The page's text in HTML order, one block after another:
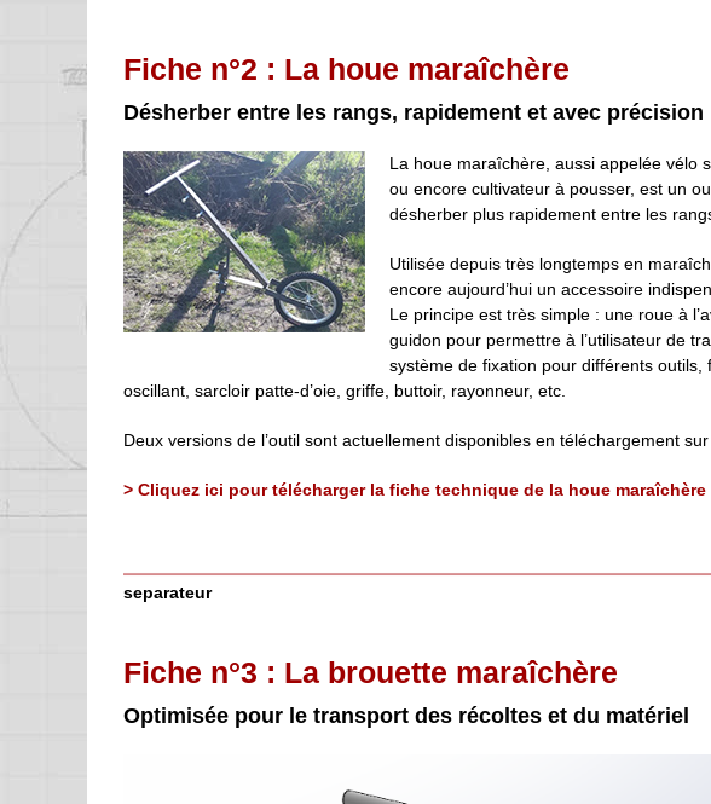
Fiche n°2 : La houe maraîchère
Désherber entre les rangs, rapidement et avec précision
La houe maraîchère, aussi appelée vélo
ou encore cultivateur à pousser, est un
désherber plus rapidement entre les
Utilisée depuis très longtemps en
encore aujourd’hui un accessoire
Le principe est très simple : une roue à
guidon pour permettre à l’utilisateur de
système de fixation pour différents
oscillant, sarcloir patte-d’oie, griffe, buttoir, rayonneur, etc.
Deux versions de l’outil sont actuellement disponibles en téléchargement
> Cliquez ici pour télécharger la fiche technique de la houe maraîchère
separateur
Fiche n°3 : La brouette maraîchère
Optimisée pour le transport des récoltes et du matériel